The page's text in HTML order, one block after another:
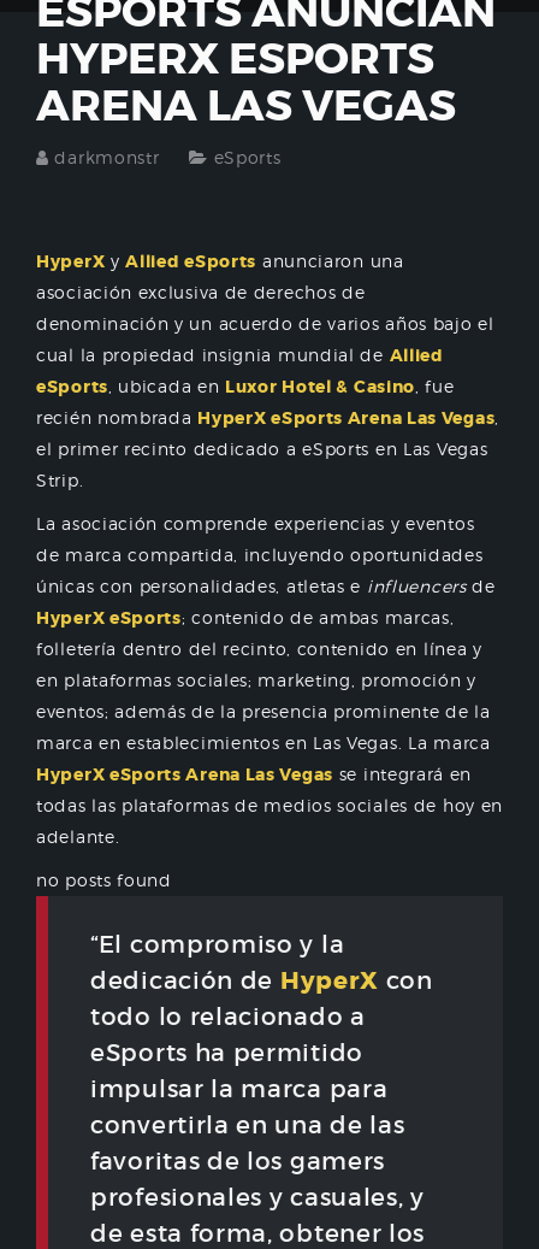
ESPORTS ANUNCIAN
HYPERX ESPORTS
ARENA LAS VEGAS
darkmonstr eSports
HyperX yAllied eSports anunciaron una
asociación exclusiva de derechos de
denominación y un acuerdo de varios años bajo el
cual la propiedad insignia mundial de Allied
eSports , ubicada en Luxor Hotel & Casino , fue
recién nombrada HyperX eSports Arena Las Vegas
el primer recinto dedicado a eSports en Las Vegas
Strip.
La asociación comprende experiencias y eventos
de marca compartida, incluyendo oportunidades
únicas con personalidades, atletas e influencersde
HyperX eSports; contenido de ambas marcas,
folletería dentro del recinto, contenido en línea y
en plataformas sociales; marketing, promoción y
eventos; además de la presencia prominente de la
marca en establecimientos en Las Vegas. La marca
HyperX eSports Arena Las Vegas se integrará en
todas las plataformas de medios sociales de hoy en
adelante.
no posts found
“El compromiso y la
dedicación de HyperX con
todo lo relacionado a
eSports ha permitido
impulsar la marca para
convertirla en una de las
favoritas de los gamers
profesionales y casuales, y
de esta forma, obtener los